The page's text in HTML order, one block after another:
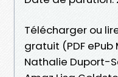
Télécharger ou
gratuit (PDF
Nathalie Duport-